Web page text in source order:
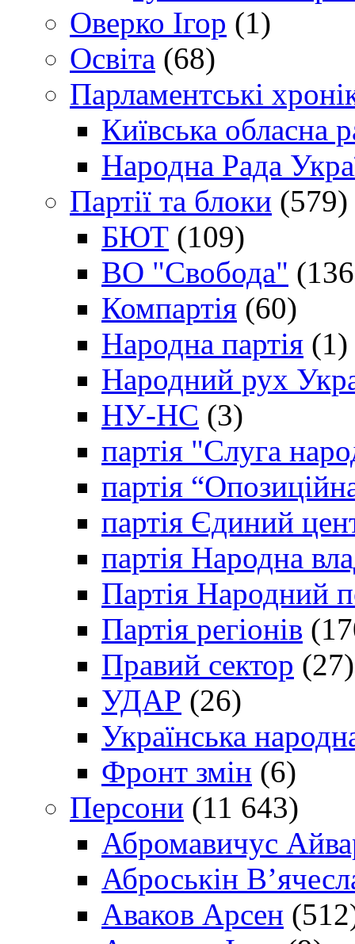
Оверко Ігор (1)
Освіта (68)
Парламентські
Київська обласна
Народна Рада
Партії та блоки (579)
БЮТ (109)
ВО "Свобода"
Компартія (60)
Народна партія (1)
Народний рух
НУ-НС (3)
партія "Слуга
партія
партія Єдиний
партія Народна
Партія Народний
Партія регіонів
Правий сектор (27)
УДАР (26)
Українська
Фронт змін (6)
Персони (11 643)
Абромавичус
Аброськін
Аваков Арсен